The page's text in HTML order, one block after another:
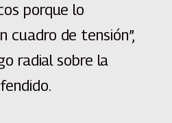
porque lo
cuadro de tensión”,
radial sobre la